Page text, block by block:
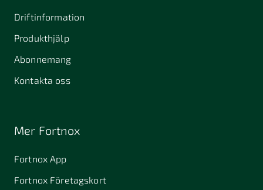
Driftinformation
Produkthjälp
Abonnemang
Kontakta oss
Mer Fortnox
Fortnox App
Fortnox Företagskort